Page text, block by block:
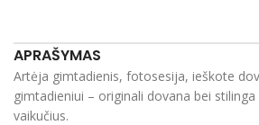
APRAŠYMAS
Artėja gimtadienis, fotosesija, ieškote
gimtadieniui – originali dovana bei
vaikučius.